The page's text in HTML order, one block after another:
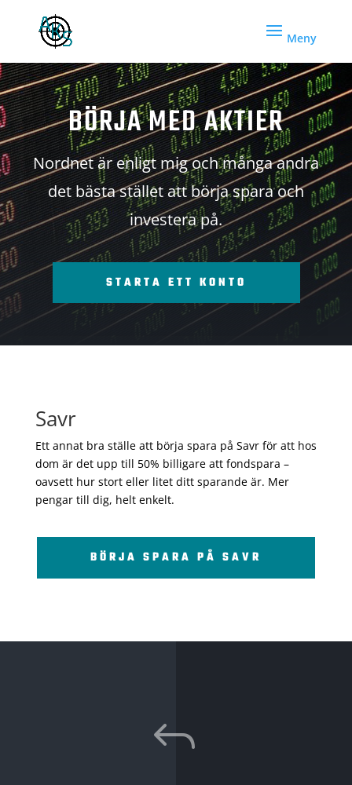
BÖRJA MED AKTIER
Nordnet är enligt mig och många andra
det bästa stället att börja spara och
investera på.
STARTA ETT KONTO
Savr
Ett annat bra ställe att börja spara på Savr för att hos
dom är det upp till 50% billigare att fondspara –
oavsett hur stort eller litet ditt sparande är. Mer
pengar till dig, helt enkelt.
BÖRJA SPARA PÅ SAVR
J